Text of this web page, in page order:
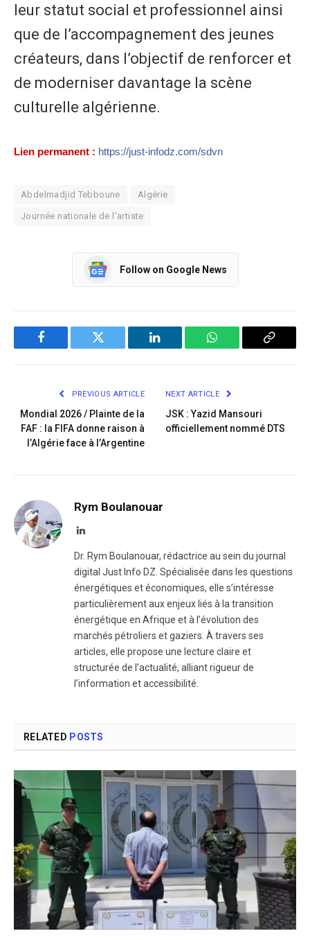
leur statut social et professionnel ainsi
que de l’accompagnement des jeunes
créateurs, dans l’objectif de renforcer et
de moderniser davantage la scène
culturelle algérienne.
Lien permanent : https://just-infodz.com/sdvn
Abdelmadjid Tebboune Algérie
Journée nationale de l’artiste
Follow on Google News
Facebook Twitter LinkedIn WhatsApp Copy
PREVIOUS ARTICLE
Mondial 2026 / Plainte de la
FAF : la FIFA donne raison à
l’Algérie face à l’Argentine
NEXT ARTICLE
JSK : Yazid Mansouri
officiellement nommé DTS
Rym Boulanouar
LinkedIn
Dr. Rym Boulanouar, rédactrice au sein du journal
digital Just Info DZ. Spécialisée dans les questions
énergétiques et économiques, elle s’intéresse
particulièrement aux enjeux liés à la transition
énergétique en Afrique et à l’évolution des
marchés pétroliers et gaziers. À travers ses
articles, elle propose une lecture claire et
structurée de l’actualité, alliant rigueur de
l’information et accessibilité.
RELATED POSTS